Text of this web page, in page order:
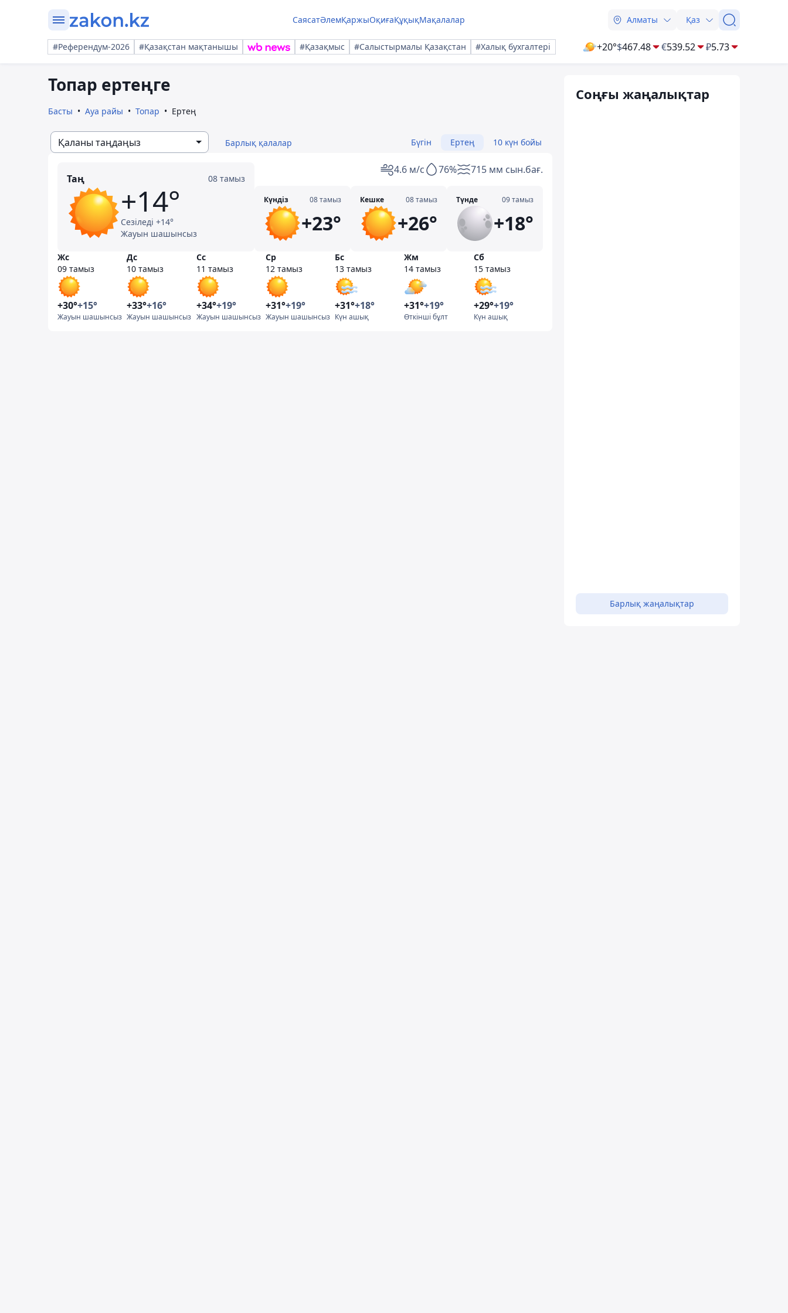
СаясатӘлемҚаржыОқиғаҚұқықМақалалар Алматы Қаз
#Референдум-2026 #Қазақстан мақтанышы #Қазақмыс #Салыстырмалы Қазақстан #Халық бухгалтері +20°$467.48 €539.52 ₽5.73
Топар ертеңге
Басты Ауа райы Топар Ертең
Қаланы таңдаңыз Барлық қалалар Бүгін Ертең 10 күн бойы
Таң 08 тамыз
+14°
Сезіледі +14°
Жауын шашынсыз
4.6 м/с 76% 715 мм сын.бағ.
Күндіз 08 тамыз
+23°
Кешке 08 тамыз
+26°
Түнде 09 тамыз
+18°
Жс
09 тамыз
+30°+15°
Жауын шашынсыз
Дс
10 тамыз
+33°+16°
Жауын шашынсыз
Сс
11 тамыз
+34°+19°
Жауын шашынсыз
Ср
12 тамыз
+31°+19°
Жауын шашынсыз
Бс
13 тамыз
+31°+18°
Күн ашық
Жм
14 тамыз
+31°+19°
Өткінші бұлт
Сб
15 тамыз
+29°+19°
Күн ашық
Соңғы жаңалықтар
Барлық жаңалықтар